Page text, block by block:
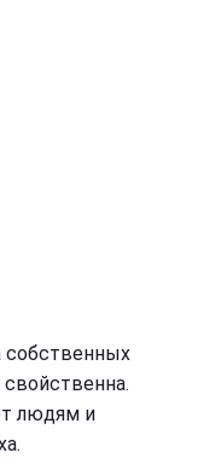
собственных
людям и